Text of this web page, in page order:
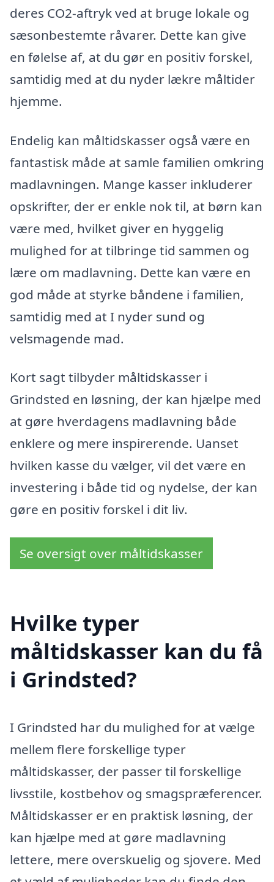
deres CO2-aftryk ved at bruge lokale og
sæsonbestemte råvarer. Dette kan give
en følelse af, at du gør en positiv forskel,
samtidig med at du nyder lækre måltider
hjemme.
Endelig kan måltidskasser også være en
fantastisk måde at samle familien omkring
madlavningen. Mange kasser inkluderer
opskrifter, der er enkle nok til, at børn kan
være med, hvilket giver en hyggelig
mulighed for at tilbringe tid sammen og
lære om madlavning. Dette kan være en
god måde at styrke båndene i familien,
samtidig med at I nyder sund og
velsmagende mad.
Kort sagt tilbyder måltidskasser i
Grindsted en løsning, der kan hjælpe med
at gøre hverdagens madlavning både
enklere og mere inspirerende. Uanset
hvilken kasse du vælger, vil det være en
investering i både tid og nydelse, der kan
gøre en positiv forskel i dit liv.
Se oversigt over måltidskasser
Hvilke typer
måltidskasser kan du få
i Grindsted?
I Grindsted har du mulighed for at vælge
mellem flere forskellige typer
måltidskasser, der passer til forskellige
livsstile, kostbehov og smagspræferencer.
Måltidskasser er en praktisk løsning, der
kan hjælpe med at gøre madlavning
lettere, mere overskuelig og sjovere. Med